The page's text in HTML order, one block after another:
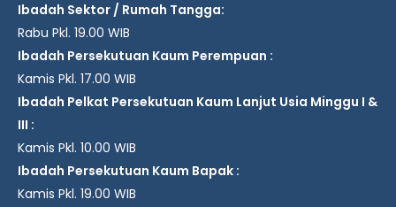
Ibadah Sektor / Rumah Tangga:
Rabu Pkl. 19.00 WIB
Ibadah Persekutuan Kaum Perempuan :
Kamis Pkl. 17.00 WIB
Ibadah Pelkat Persekutuan Kaum Lanjut Usia Minggu I &
III :
Kamis Pkl. 10.00 WIB
Ibadah Persekutuan Kaum Bapak :
Kamis Pkl. 19.00 WIB